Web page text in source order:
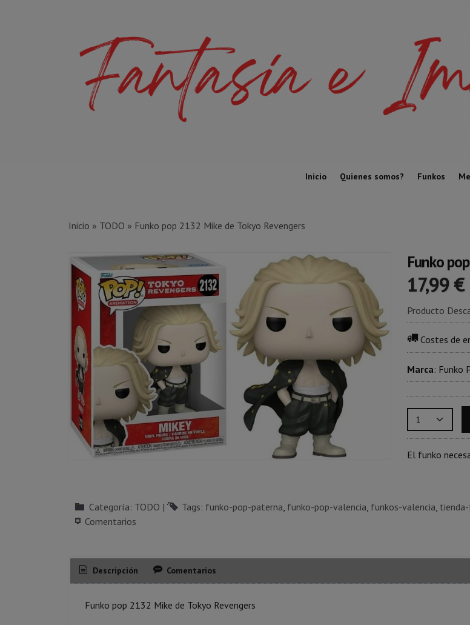
Inicio Quienes somos? Funkos
Inicio » TODO » Funko pop 2132 Mike de Tokyo Revengers
Funko
17,99 €
Producto
Costes de
Marca: Funko
El funko
Categoría: TODO | Tags: funko-pop-paterna funko-pop-valencia funkos-valencia
Comentarios
Descripción Comentarios
Funko pop 2132 Mike de Tokyo Revengers